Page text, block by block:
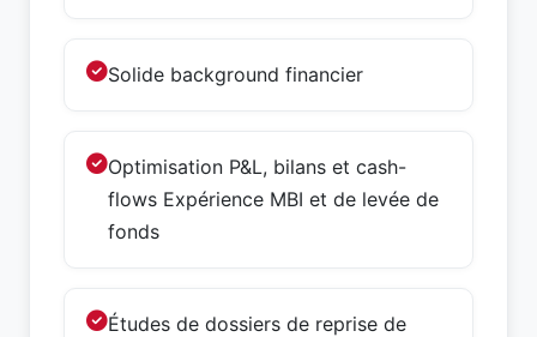
Solide background financier
Optimisation P&L, bilans et cash-
flows Expérience MBI et de levée de
fonds
Études de dossiers de reprise de